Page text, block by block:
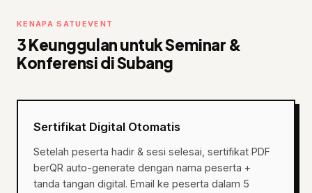
KENAPA SATUEVENT
3 Keunggulan untuk Seminar &
Konferensi di Subang
Sertifikat Digital Otomatis
Setelah peserta hadir & sesi selesai, sertifikat PDF
berQR auto-generate dengan nama peserta +
tanda tangan digital. Email ke peserta dalam 5